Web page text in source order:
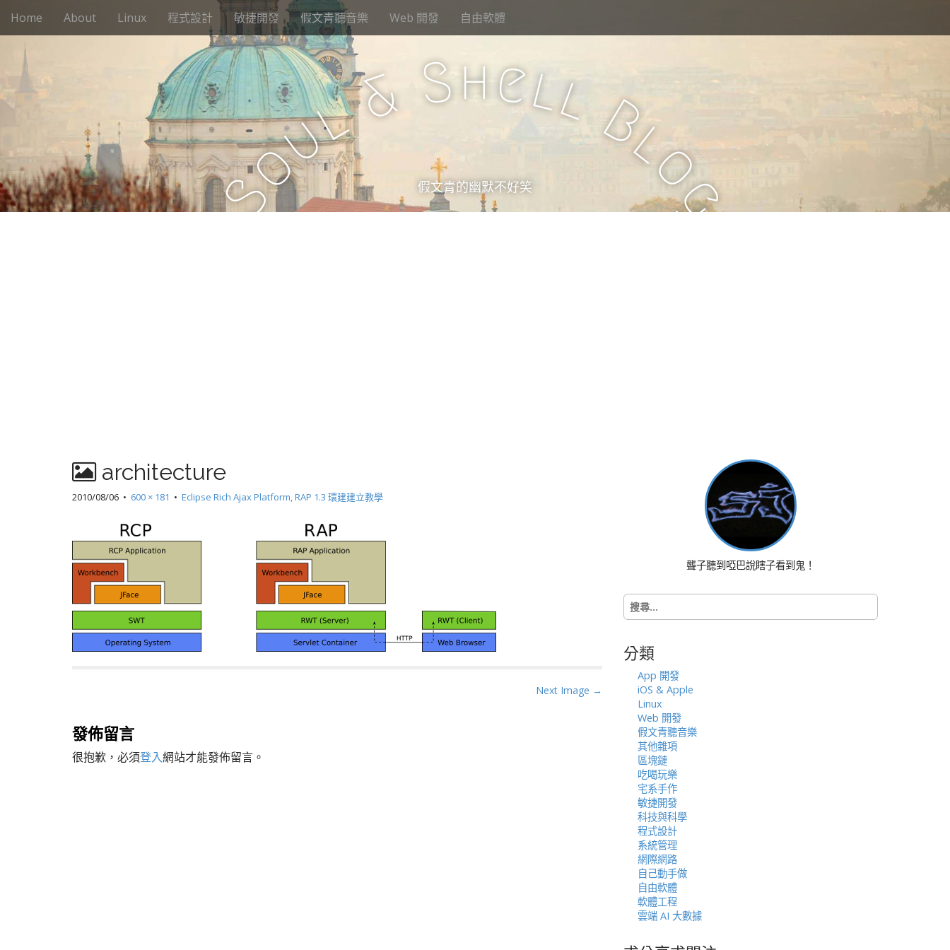
M
e
i
c
n
t
Home About Linux 程式設計 敏捷開發 假文青聽音樂 Web 開發 自由軟體
S
o
u
l& Shell B
l
o
g
假文青的幽默不好笑
architecture
2010/08/06 • 600 × 181 • Eclipse Rich Ajax Platform, RAP 1.3 環建建立教學
s
t
n
Next Image →
發佈留言
很抱歉，必須登入網站才能發佈留言。
聾子聽到啞巴說瞎子看到鬼！
搜
尋
字:
分類
App 開發
iOS & Apple
Linux
Web 開發
假文青聽音樂
其他雜項
區塊鏈
吃喝玩樂
宅系手作
敏捷開發
科技與科學
程式設計
系統管理
網際網路
自己動手做
自由軟體
軟體工程
雲端 AI 大數據